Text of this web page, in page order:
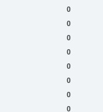
0
0
0
0
0
0
0
0